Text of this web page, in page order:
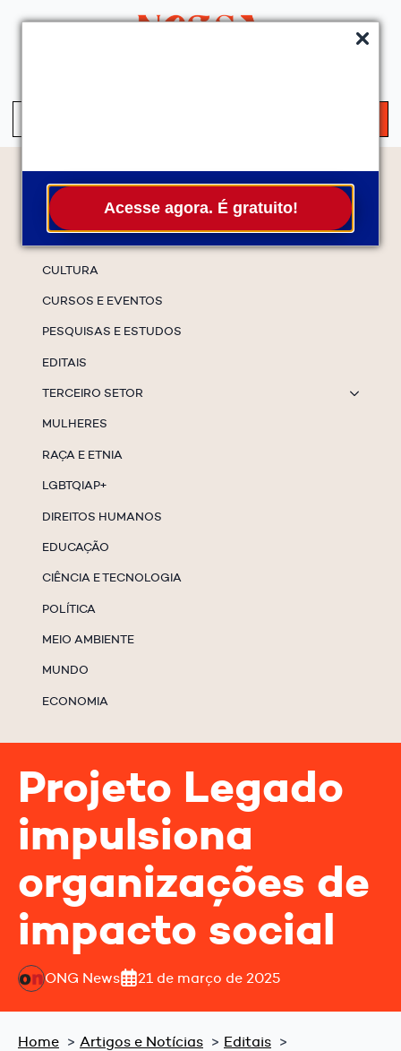
Acesse agora. É gratuito!
Temas
CULTURA
CURSOS E EVENTOS
PESQUISAS E ESTUDOS
EDITAIS
TERCEIRO SETOR
MULHERES
RAÇA E ETNIA
LGBTQIAP+
DIREITOS HUMANOS
EDUCAÇÃO
CIÊNCIA E TECNOLOGIA
POLÍTICA
MEIO AMBIENTE
MUNDO
ECONOMIA
Projeto Legado
impulsiona
organizações de
impacto social
ONG News 21 de março de 2025
Home Artigos e Notícias
Editais